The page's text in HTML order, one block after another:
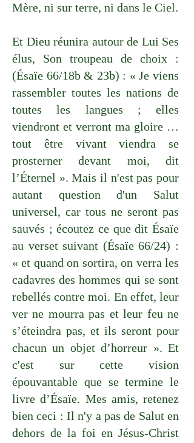
Mère, ni sur terre, ni dans le Ciel.
Et Dieu réunira autour de Lui Ses
élus, Son troupeau de choix :
(Ésaïe 66/18b & 23b) : « Je viens
rassembler toutes les nations de
toutes les langues ; elles
viendront et verront ma gloire …
tout être vivant viendra se
prosterner devant moi, dit
l’Éternel ». Mais il n'est pas pour
autant question d'un Salut
universel, car tous ne seront pas
sauvés ; écoutez ce que dit Ésaïe
au verset suivant (Ésaïe 66/24) :
« et quand on sortira, on verra les
cadavres des hommes qui se sont
rebellés contre moi. En effet, leur
ver ne mourra pas et leur feu ne
s’éteindra pas, et ils seront pour
chacun un objet d’horreur ». Et
c'est sur cette vision
épouvantable que se termine le
livre d’Ésaïe. Mes amis, retenez
bien ceci : Il n'y a pas de Salut en
dehors de la foi en Jésus-Christ